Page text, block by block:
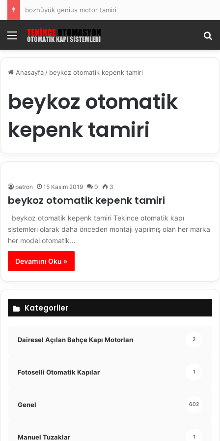
bozhüyük genius motor tamiri
Menü
Anasayfa / beykoz otomatik kepenk tamiri
beykoz otomatik
kepenk tamiri
patron 15 Kasım 2019 0 3
beykoz otomatik kepenk tamiri
beykoz otomatik kepenk tamiri Tekince otomatik kapı
sistemleri olarak daha önceden montajı yapılmış olan her marka
her model otomatik…
Devamını Oku »
Kategoriler
Dairesel Açılan Bahçe Kapı Motorları 2
Fotoselli Otomatik Kapılar 1
Genel 602
Manuel Tuzaklar 1